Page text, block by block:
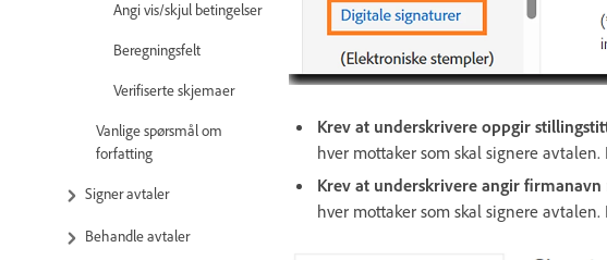
Angi vis/skjul betingelser
Beregningsfelt
Verifiserte skjemaer
Vanlige spørsmål om
forfatting
Signer avtaler
Behandle avtaler
Krev at underskrivere oppgir
hver mottaker som skal signere
Krev at underskrivere angir
hver mottaker som skal signere